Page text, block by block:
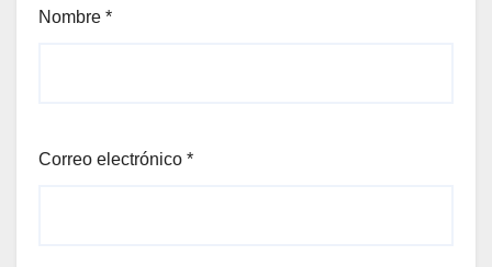
Nombre *
Correo electrónico *